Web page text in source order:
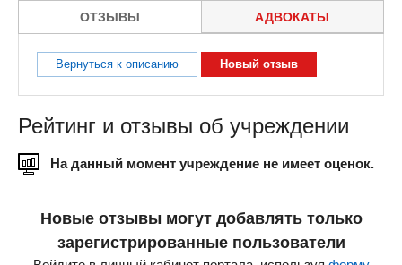
ОТЗЫВЫ АДВОКАТЫ
Вернуться к описанию Новый отзыв
Рейтинг и отзывы об учреждении
На данный момент учреждение не имеет оценок.
Новые отзывы могут добавлять только
зарегистрированные пользователи